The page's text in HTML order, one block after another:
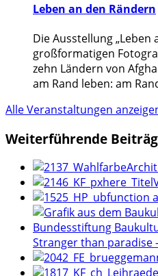
Leben an den Rändern
Die Ausstellung „Leben
großformatigen
zehn Ländern von
am Rand leben: am
Alle Veranstaltungen
Weiterführende
function
Stranger than paradise